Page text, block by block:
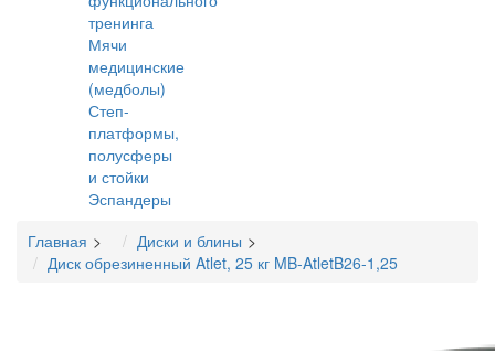
тренинга
Мячи
медицинские
(медболы)
Степ-
платформы,
полусферы
и стойки
Эспандеры
Главная
Диски и блины
Диск обрезиненный Atlet, 25 кг MB-AtletB26-1,25